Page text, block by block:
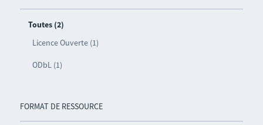
Toutes (2)
Licence Ouverte (1)
ODbL (1)
FORMAT DE RESSOURCE